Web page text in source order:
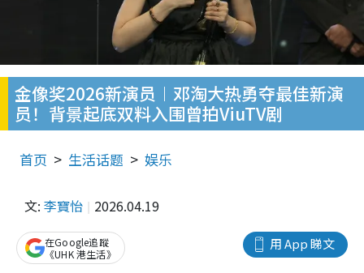
金像奖2026新演员︱邓淘大热勇夺最佳新演
员！背景起底双料入围曾拍ViuTV剧
首页 生活话题 娱乐
文: 李寶怡 2026.04.19
用 App 睇文
在Google追蹤
《UHK 港生活》